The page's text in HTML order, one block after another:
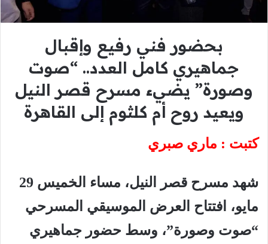
بحضور فني رفيع وإقبال
جماهيري كامل العدد.. “صوت
وصورة” يضيء مسرح قصر النيل
ويعيد روح أم كلثوم إلى القاهرة
كتبت : ماري صبري
شهد مسرح قصر النيل، مساء الخميس 29
مايو، افتتاح العرض الموسيقي المسرحي
“صوت وصورة”، وسط حضور جماهيري